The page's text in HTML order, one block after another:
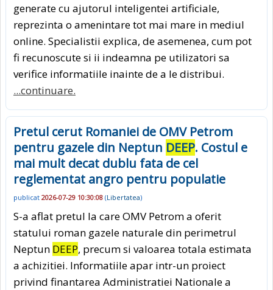
generate cu ajutorul inteligentei artificiale,
reprezinta o amenintare tot mai mare in mediul
online. Specialistii explica, de asemenea, cum pot
fi recunoscute si ii indeamna pe utilizatori sa
verifice informatiile inainte de a le distribui.
...continuare.
Pretul cerut Romaniei de OMV Petrom
pentru gazele din Neptun DEEP. Costul e
mai mult decat dublu fata de cel
reglementat angro pentru populatie
publicat 2026-07-29 10:30:08 (Libertatea)
S-a aflat pretul la care OMV Petrom a oferit
statului roman gazele naturale din perimetrul
Neptun DEEP, precum si valoarea totala estimata
a achizitiei. Informatiile apar intr-un proiect
privind finantarea Administratiei Nationale a